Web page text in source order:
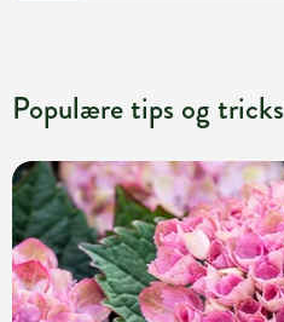
Populære tips og tricks